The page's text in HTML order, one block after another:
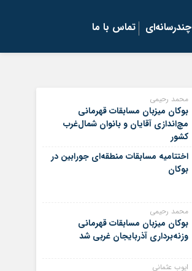
چندرسانه‌ای تماس با ما
محمد رحیمی
بوکان میزبان مسابقات قهرمانی
مچ‌اندازی آقایان و بانوان شمال‌غرب
کشور
اختتامیه مسابقات منطقه‌ای جورابین در
بوکان
محمد رحیمی
بوکان میزبان مسابقات قهرمانی
وزنه‌برداری آذربایجان غربی شد
ایوب عثمانی